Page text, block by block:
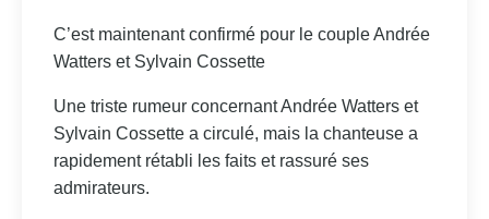
C’est maintenant confirmé pour le couple Andrée
Watters et Sylvain Cossette
Une triste rumeur concernant Andrée Watters et
Sylvain Cossette a circulé, mais la chanteuse a
rapidement rétabli les faits et rassuré ses
admirateurs.